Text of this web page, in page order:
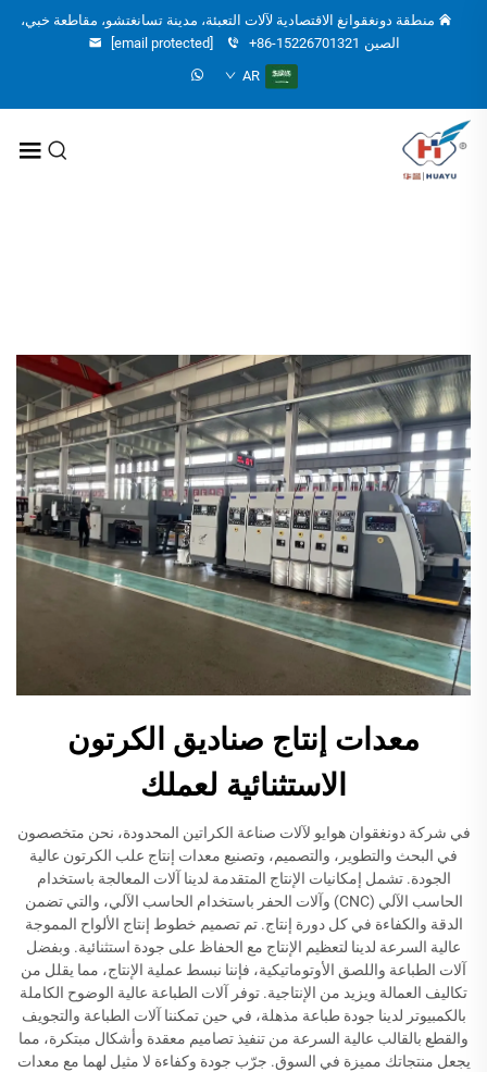
منطقة دونغقوانغ الاقتصادية لآلات التعبئة، مدينة تسانغتشو، مقاطعة خبي،
الصين +86-15226701321
[email protected]
AR
معدات إنتاج صناديق الكرتون
الاستثنائية لعملك
في شركة دونغقوان هوايو لآلات صناعة الكراتين المحدودة، نحن متخصصون
في البحث والتطوير، والتصميم، وتصنيع معدات إنتاج علب الكرتون عالية
الجودة. تشمل إمكانيات الإنتاج المتقدمة لدينا آلات المعالجة باستخدام
الحاسب الآلي (CNC) وآلات الحفر باستخدام الحاسب الآلي، والتي تضمن
الدقة والكفاءة في كل دورة إنتاج. تم تصميم خطوط إنتاج الألواح المموجة
عالية السرعة لدينا لتعظيم الإنتاج مع الحفاظ على جودة استثنائية. وبفضل
آلات الطباعة واللصق الأوتوماتيكية، فإننا نبسط عملية الإنتاج، مما يقلل من
تكاليف العمالة ويزيد من الإنتاجية. توفر آلات الطباعة عالية الوضوح الكاملة
بالكمبيوتر لدينا جودة طباعة مذهلة، في حين تمكننا آلات الطباعة والتجويف
والقطع بالقالب عالية السرعة من تنفيذ تصاميم معقدة وأشكال مبتكرة، مما
يجعل منتجاتك مميزة في السوق. جرّب جودة وكفاءة لا مثيل لهما مع معدات